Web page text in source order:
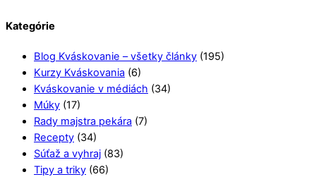
Kategórie
Blog Kváskovanie – všetky články (195)
Kurzy Kváskovania (6)
Kváskovanie v médiách (34)
Múky (17)
Rady majstra pekára (7)
Recepty (34)
Súťaž a vyhraj (83)
Tipy a triky (66)